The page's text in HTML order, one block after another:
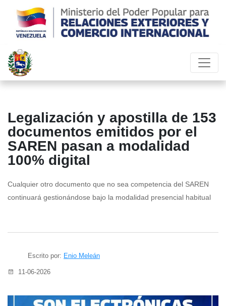
Legalización y apostilla de 153
documentos emitidos por el
SAREN pasan a modalidad
100% digital
Cualquier otro documento que no sea competencia del SAREN
continuará gestionándose bajo la modalidad presencial habitual
Escrito por: Enio Meleán
11-06-2026